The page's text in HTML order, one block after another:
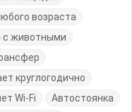
возраста
животными
круглогодично
Wi-Fi
Автостоянка